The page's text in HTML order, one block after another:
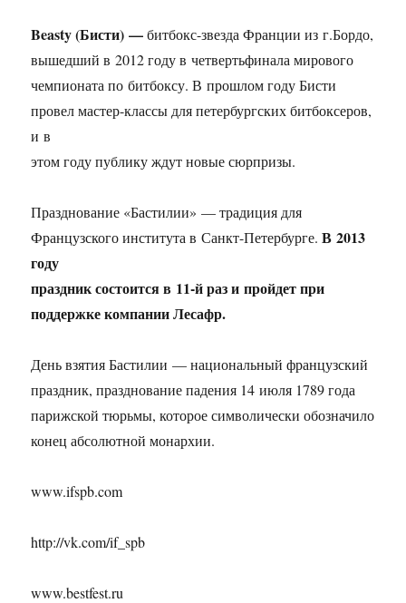
Beasty (Бисти) —битбокс-звезда Франции из г.Бордо,
вышедший в 2012 году в четвертьфинала мирового
чемпионата по битбоксу. В прошлом году Бисти
провел мастер-классы для петербургских битбоксеров,
и в
этом году публику ждут новые сюрпризы.
Празднование «Бастилии» — традиция для
Французского института в Санкт-Петербурге.В 2013
году
праздник состоится в 11-йраз и пройдет при
поддержке компании Лесафр.
День взятия Бастилии — национальный французский
праздник, празднование падения 14 июля 1789 года
парижской тюрьмы, которое символически обозначило
конец абсолютной монархии.
www.ifspb.com
http://vk.com/if_spb
www.bestfest.ru